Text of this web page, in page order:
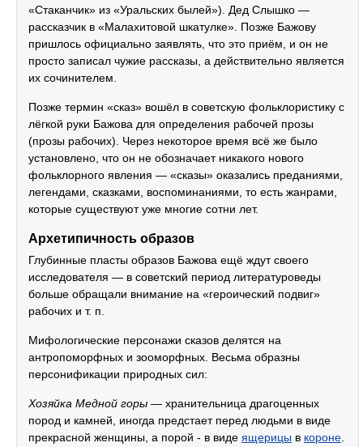
«Стаканчик» из «Уральских былей»). Дед Слышко —
рассказчик в «Малахитовой шкатулке». Позже Бажову
пришлось официально заявлять, что это приём, и он не
просто записал чужие рассказы, а действительно является
их сочинителем.
Позже термин «сказ» вошёл в советскую фольклористику с
лёгкой руки Бажова для определения рабочей прозы
(прозы рабочих). Через некоторое время всё же было
установлено, что он не обозначает никакого нового
фольклорного явления — «сказы» оказались преданиями,
легендами, сказками, воспоминаниями, то есть жанрами,
которые существуют уже многие сотни лет.
Архетипичность образов
Глубинные пласты образов Бажова ещё ждут своего
исследователя — в советский период литературоведы
больше обращали внимание на «героический подвиг»
рабочих и т. п
Мифологические персонажи сказов делятся на
антропоморфных и зооморфных. Весьма образны
персонификации природных сил:
Хозяйка Медной горы — хранительница драгоценных
пород и камней, иногда предстает перед людьми в виде
прекрасной женщины, а порой - в виде ящерицы в короне